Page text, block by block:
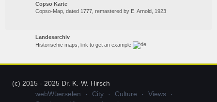
Copso Karte
Copso-Map, dated 1777, remastered by E. Arnold, 1923
Landesarchiv
Historischic maps, link to get an example
(c) 2015 - 2025 Dr. K.-W. Hirsch
webWüerselen
City Culture
Views